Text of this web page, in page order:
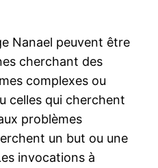
Nanael peuvent être
cherchant des
complexes ou
celles qui cherchent
problèmes
un but ou une
invocations à